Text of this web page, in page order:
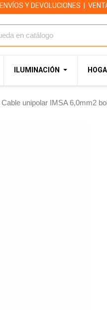
ENVÍOS Y DEVOLUCIONES
ILUMINACIÓN
Cable unipolar IMSA 6,0mm2